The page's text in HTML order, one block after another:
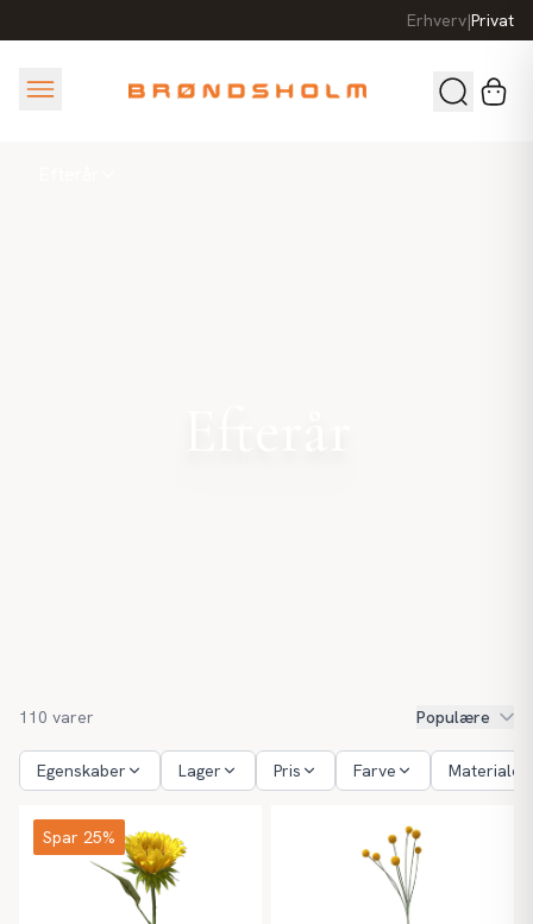
Erhverv|Privat
110 varer Populære
Egenskaber Lager Pris Farve Materiale
Spar 25%